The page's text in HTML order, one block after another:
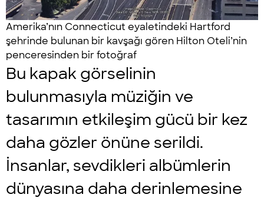
Amerika’nın Connecticut eyaletindeki Hartford
şehrinde bulunan bir kavşağı gören Hilton Oteli’nin
penceresinden bir fotoğraf
Bu kapak görselinin
bulunmasıyla müziğin ve
tasarımın etkileşim gücü bir kez
daha gözler önüne serildi.
İnsanlar, sevdikleri albümlerin
dünyasına daha derinlemesine